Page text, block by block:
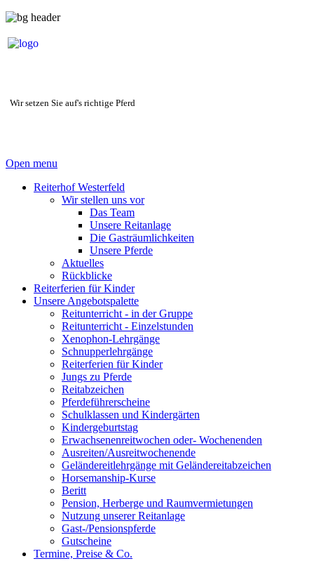
Wir setzen Sie auf's richtige Pferd
Open menu
Reiterhof Westerfeld
Wir stellen uns vor
Das Team
Unsere Reitanlage
Die Gasträumlichkeiten
Unsere Pferde
Aktuelles
Rückblicke
Reiterferien für Kinder
Unsere Angebotspalette
Reitunterricht - in der Gruppe
Reitunterricht - Einzelstunden
Xenophon-Lehrgänge
Schnupperlehrgänge
Reiterferien für Kinder
Jungs zu Pferde
Reitabzeichen
Pferdeführerscheine
Schulklassen und Kindergärten
Kindergeburtstag
Erwachsenenreitwochen oder- Wochenenden
Ausreiten/Ausreitwochenende
Geländereitlehrgänge mit Geländereitabzeichen
Horsemanship-Kurse
Beritt
Pension, Herberge und Raumvermietungen
Nutzung unserer Reitanlage
Gast-/Pensionspferde
Gutscheine
Termine, Preise & Co.